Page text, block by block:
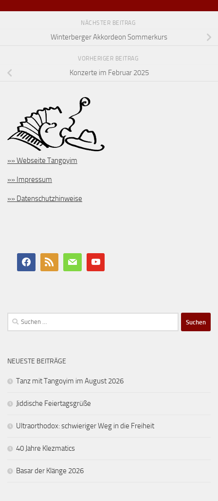
NÄCHSTER BEITRAG
Winterberger Akkordeon Sommerkurs
VORHERIGER BEITRAG
Konzerte im Februar 2025
»» Webseite Tangoyim
»» Impressum
»» Datenschutzhinweise
Suchen
nach:
NEUESTE BEITRÄGE
Tanz mit Tangoyim im August 2026
Jiddische Feiertagsgrüße
Ultraorthodox: schwieriger Weg in die Freiheit
40 Jahre Klezmatics
Basar der Klänge 2026